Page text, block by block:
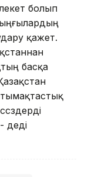
болып
қажет.
басқа
деді